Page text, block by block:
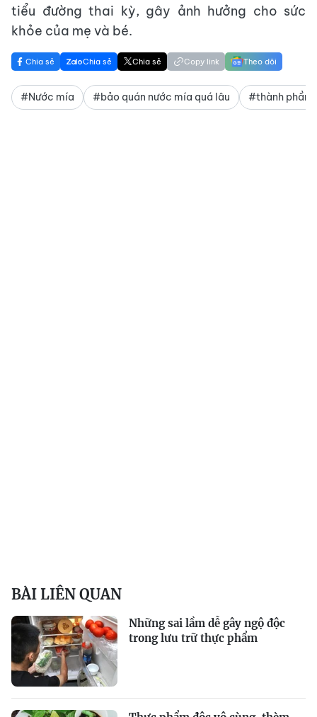
tiểu đường thai kỳ, gây ảnh hưởng cho sức
khỏe của mẹ và bé.
Chia sẻ Chia sẻ Chia sẻ Copy link Theo dõi
#Nước mía #bảo quán nước mía quá lâu #thành phần
BÀI LIÊN QUAN
Những sai lầm dễ gây ngộ độc
trong lưu trữ thực phẩm